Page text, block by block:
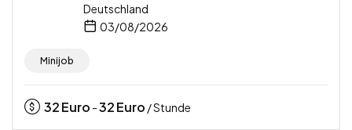
Deutschland
03/08/2026
Minijob
32Euro -32Euro / Stunde